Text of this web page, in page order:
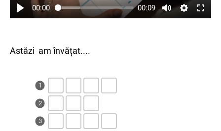
00:00 00:09
Astăzi am învățat....
1
2
3